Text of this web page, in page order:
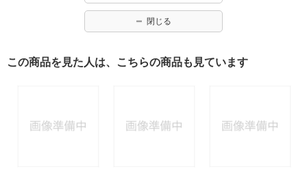
閉じる
この商品を見た人は、こちらの商品も見ています